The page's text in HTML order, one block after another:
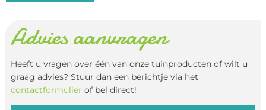
Advies aanvragen
Heeft u vragen over één van onze tuinproducten of wilt u
graag advies? Stuur dan een berichtje via het
contactformulier of bel direct!